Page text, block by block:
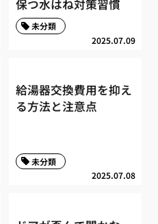
保つ水はね対策習慣
2025.07.09
未分類
給湯器交換費用を抑え
る方法と注意点
2025.07.08
未分類